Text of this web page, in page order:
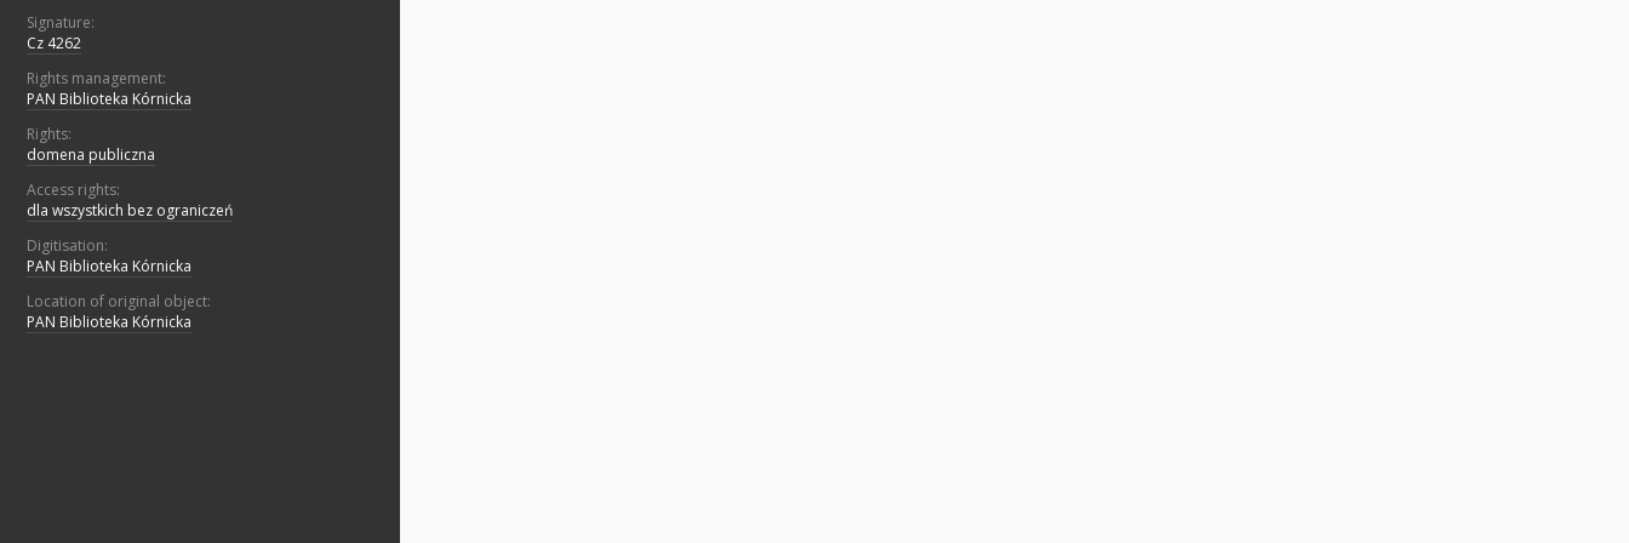
Signature:
Cz 4262
Rights management:
PAN Biblioteka Kórnicka
Rights:
domena publiczna
Access rights:
dla wszystkich bez ograniczeń
Digitisation:
PAN Biblioteka Kórnicka
Location of original object:
PAN Biblioteka Kórnicka